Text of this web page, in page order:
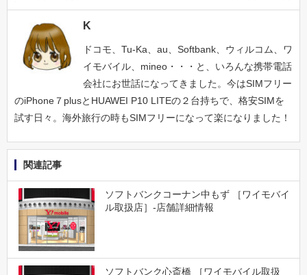
K
ドコモ、Tu-Ka、au、Softbank、ウィルコム、ワ
イモバイル、mineo・・・と、いろんな携帯電話
会社にお世話になってきました。今はSIMフリー
のiPhone７plusとHUAWEI P10 LITEの２台持ちで、格安SIMを
試す日々。海外旅行の時もSIMフリーになって楽になりました！
関連記事
ソフトバンクコーナン中もず ［ワイモバイ
ル取扱店］-店舗詳細情報
ソフトバンク心斎橋 ［ワイモバイル取扱